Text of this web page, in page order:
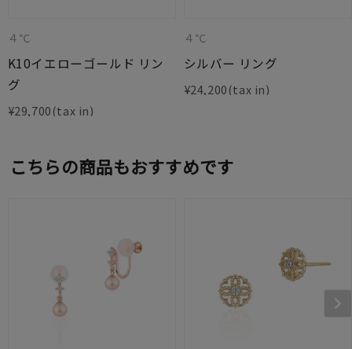
４℃
K10イエローゴールド リン
グ
¥29,700
４℃
シルバー リング
¥24,200
こちらの商品もおすすめです